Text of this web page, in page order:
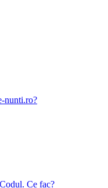
nunti.ro?
Ce fac?